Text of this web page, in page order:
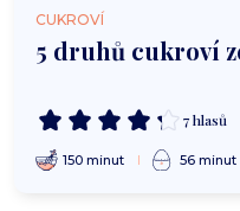
CUKROVÍ
5 druhů cukroví
7 hlasů
150 minut 56 minut